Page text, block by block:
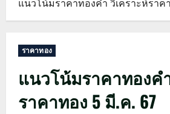
แนวโน้มราคาทองคำ วิเคราะห์ราค
ราคาทอง
แนวโน้มราคาทองค
ราคาทอง 5 มี.ค. 67